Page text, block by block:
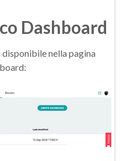
Dashboard
nella pagina